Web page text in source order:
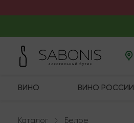
ВИНО ВИНО РОССИИ
Каталог Белое